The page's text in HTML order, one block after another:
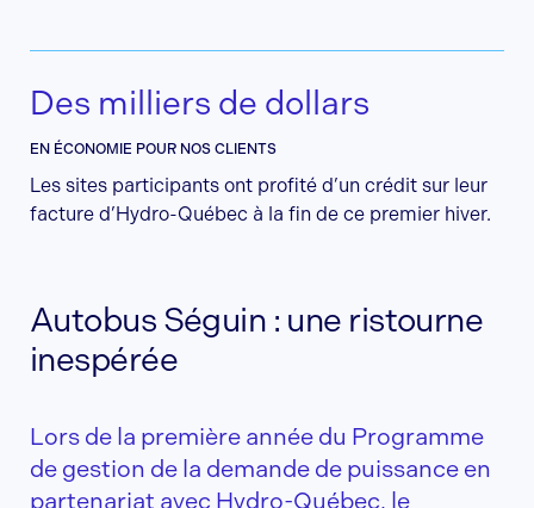
Des milliers de dollars
EN ÉCONOMIE POUR NOS CLIENTS
Les sites participants ont profité d’un crédit sur leur
facture d’Hydro-Québec à la fin de ce premier hiver.
Autobus Séguin : une ristourne
inespérée
Lors de la première année du Programme
de gestion de la demande de puissance en
partenariat avec Hydro-Québec, le